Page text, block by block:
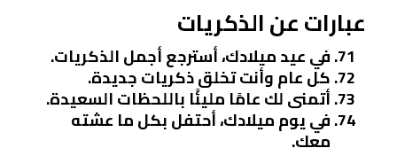
عبارات عن الذكريات
في عيد ميلادك، أسترجع أجمل الذكريات.
كل عام وأنت تخلق ذكريات جديدة.
أتمنى لك عامًا مليئًا باللحظات السعيدة.
في يوم ميلادك، أحتفل بكل ما عشته
معك.